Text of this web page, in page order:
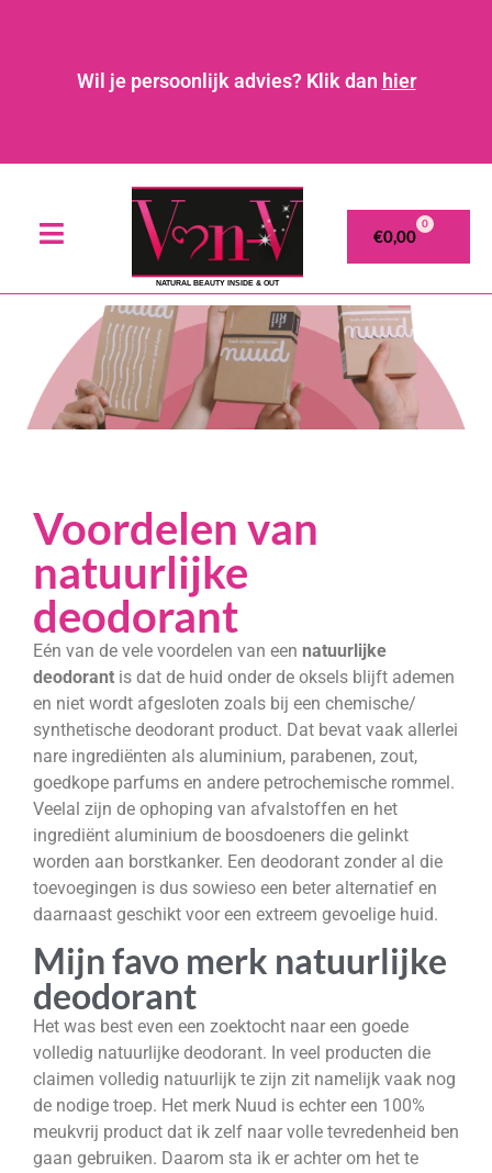
Wil je persoonlijk advies? Klik dan hier
NATURAL BEAUTY INSIDE & OUT
€0,00
0
Voordelen van
natuurlijke
deodorant
Eén van de vele voordelen van een natuurlijke
deodorant is dat de huid onder de oksels blijft ademen
en niet wordt afgesloten zoals bij een chemische/
synthetische deodorant product. Dat bevat vaak allerlei
nare ingrediënten als aluminium, parabenen, zout,
goedkope parfums en andere petrochemische rommel.
Veelal zijn de ophoping van afvalstoffen en het
ingrediënt aluminium de boosdoeners die gelinkt
worden aan borstkanker. Een deodorant zonder al die
toevoegingen is dus sowieso een beter alternatief en
daarnaast geschikt voor een extreem gevoelige huid.
Mijn favo merk natuurlijke
deodorant
Het was best even een zoektocht naar een goede
volledig natuurlijke deodorant. In veel producten die
claimen volledig natuurlijk te zijn zit namelijk vaak nog
de nodige troep. Het merk Nuud is echter een 100%
meukvrij product dat ik zelf naar volle tevredenheid ben
gaan gebruiken. Daarom sta ik er achter om het te